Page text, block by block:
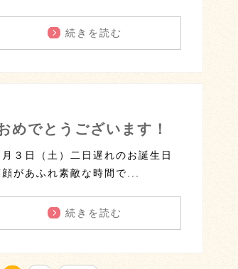
続きを読む
めでとうございます！
３日（土）二日遅れのお誕生日
があふれ素敵な時間で...
続きを読む